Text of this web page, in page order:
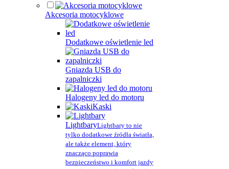
Akcesoria motocyklowe
Dodatkowe oświetlenie led
Gniazda USB do
zapalniczki
Halogeny led do motoru
Kaski
LightbaryLightbary to nie
tylko dodatkowe źródła światła,
ale także element, który
znacząco poprawia
bezpieczeństwo i komfort jazdy